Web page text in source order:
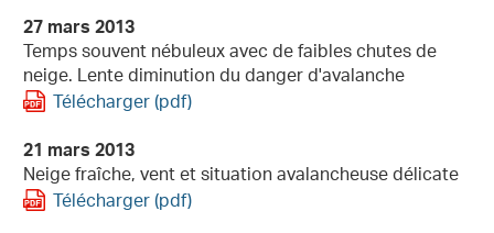
27 mars 2013
Temps souvent nébuleux avec de faibles chutes de
neige. Lente diminution du danger d'avalanche
Télécharger (pdf)
21 mars 2013
Neige fraîche, vent et situation avalancheuse délicate
Télécharger (pdf)